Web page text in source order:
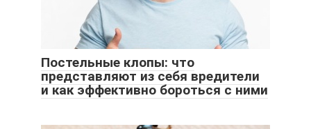
Постельные клопы: что
представляют из себя вредители
и как эффективно бороться с ними